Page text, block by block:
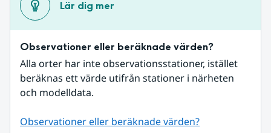
Lär dig mer
Observationer eller beräknade värden?
Alla orter har inte observationsstationer, istället
beräknas ett värde utifrån stationer i närheten
och modelldata.
Observationer eller beräknade värden?